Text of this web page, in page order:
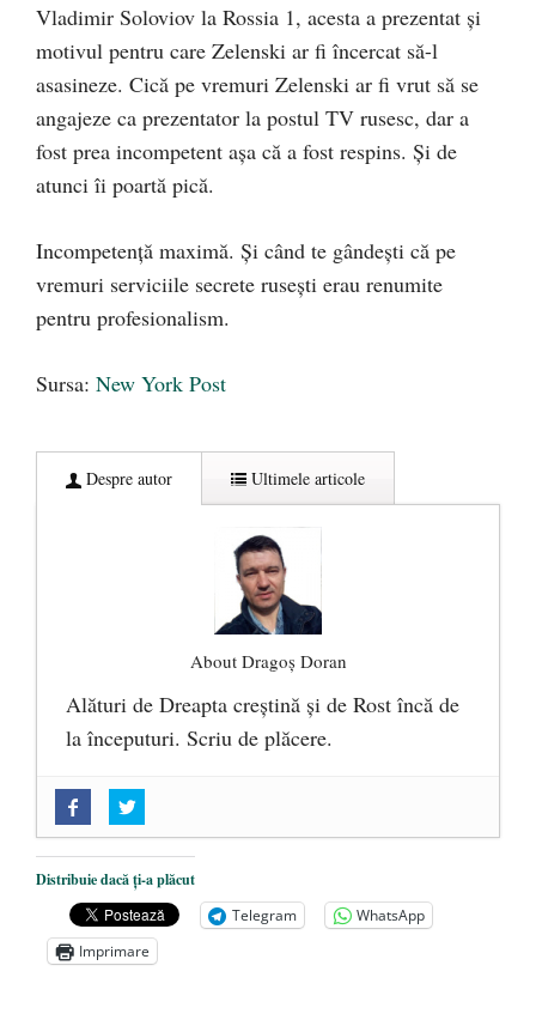
Vladimir Soloviov la Rossia 1, acesta a prezentat și
motivul pentru care Zelenski ar fi încercat să-l
asasineze. Cică pe vremuri Zelenski ar fi vrut să se
angajeze ca prezentator la postul TV rusesc, dar a
fost prea incompetent așa că a fost respins. Și de
atunci îi poartă pică.
Incompetență maximă. Și când te gândești că pe
vremuri serviciile secrete rusești erau renumite
pentru profesionalism.
Sursa: New York Post
Despre autor Ultimele articole
About Dragoș Doran
Alături de Dreapta creștină și de Rost încă de
la începuturi. Scriu de plăcere.
„Acum nu e momentul”
O nouă autostradă distruge pădurea
amazoniană, pentru summitul climatic
COP30 - 14 martie 2025
Alegeri controlate
Distribuie dacă ți-a plăcut
Telegram
WhatsApp
Imprimare